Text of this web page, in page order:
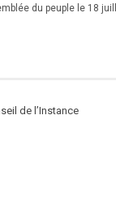
du peuple le 18
de l’Instance